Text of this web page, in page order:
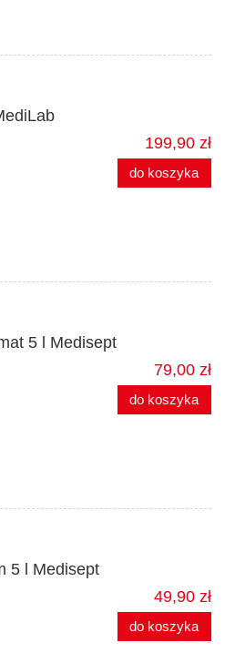
199,90 zł
do koszyka
5 l Medisept
79,00 zł
do koszyka
5 l Medisept
49,90 zł
do koszyka